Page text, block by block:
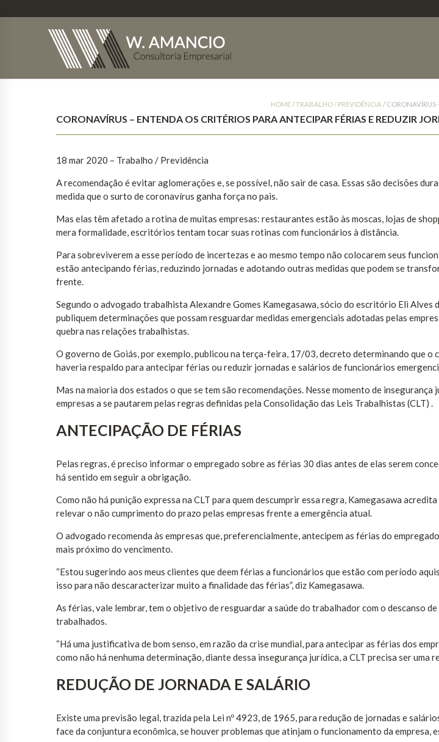
HOME/TRABALHO / PREVIDÊNCIA / CORONAVÍRUS
CORONAVÍRUS – ENTENDA OS CRITÉRIOS PARA ANTECIPAR FÉRIAS E REDUZIR
18 mar 2020 – Trabalho / Previdência
A recomendação é evitar aglomerações e, se possível, não sair de casa. Essas são decisões
medida que o surto de coronavírus ganha força no pais.
Mas elas têm afetado a rotina de muitas empresas: restaurantes estão às moscas, lojas de
mera formalidade, escritórios tentam tocar suas rotinas com funcionários à distância.
Para sobreviverem a esse período de incertezas e ao mesmo tempo não colocarem seus
estão antecipando férias, reduzindo jornadas e adotando outras medidas que podem se
frente.
Segundo o advogado trabalhista Alexandre Gomes Kamegasawa, sócio do escritório Eli Alves
publiquem determinações que possam resguardar medidas emergenciais adotadas pelas
quebra nas relações trabalhistas.
O governo de Goiás, por exemplo, publicou na terça-feira, 17/03, decreto determinando que o
haveria respaldo para antecipar férias ou reduzir jornadas e salários de funcionários
Mas na maioria dos estados o que se tem são recomendações. Nesse momento de insegurança
empresas a se pautarem pelas regras definidas pela Consolidação das Leis Trabalhistas (CLT) .
ANTECIPAÇÃO DE FÉRIAS
Pelas regras, é preciso informar o empregado sobre as férias 30 dias antes de elas serem
há sentido em seguir a obrigação.
Como não há punição expressa na CLT para quem descumprir essa regra, Kamegasawa
relevar o não cumprimento do prazo pelas empresas frente a emergência atual.
O advogado recomenda às empresas que, preferencialmente, antecipem as férias do
mais próximo do vencimento.
“Estou sugerindo aos meus clientes que deem férias a funcionários que estão com período
isso para não descaracterizar muito a finalidade das férias”, diz Kamegasawa.
As férias, vale lembrar, tem o objetivo de resguardar a saúde do trabalhador com o descanso de
trabalhados.
“Há uma justificativa de bom senso, em razão da crise mundial, para antecipar as férias dos
como não há nenhuma determinação, diante dessa insegurança jurídica, a CLT precisa ser uma
REDUÇÃO DE JORNADA E SALÁRIO
Existe uma previsão legal, trazida pela Lei nº 4923, de 1965, para redução de jornadas e
face da conjuntura econômica, se houver problemas que atinjam o funcionamento da empresa,